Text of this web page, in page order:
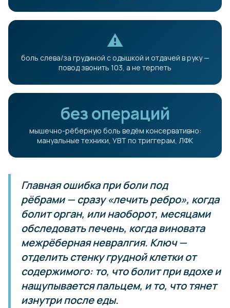
⚠
боль слева/за грудиной с одышкой и отдачей в руку —
повод звонить 103, а не терпеть
без операций
мышечно-рёберную боль ведём консервативно:
мануальные техники, УВТ по триггерам, ЛФК
Главная ошибка при боли под
рёбрами — сразу «лечить ребро», когда
болит орган, или наоборот, месяцами
обследовать печень, когда виновата
межрёберная невралгия. Ключ —
отделитьстенкугрудной клетки от
содержимого: то, что болит при вдохе и
нащупывается пальцем, и то, что тянет
изнутри после еды.